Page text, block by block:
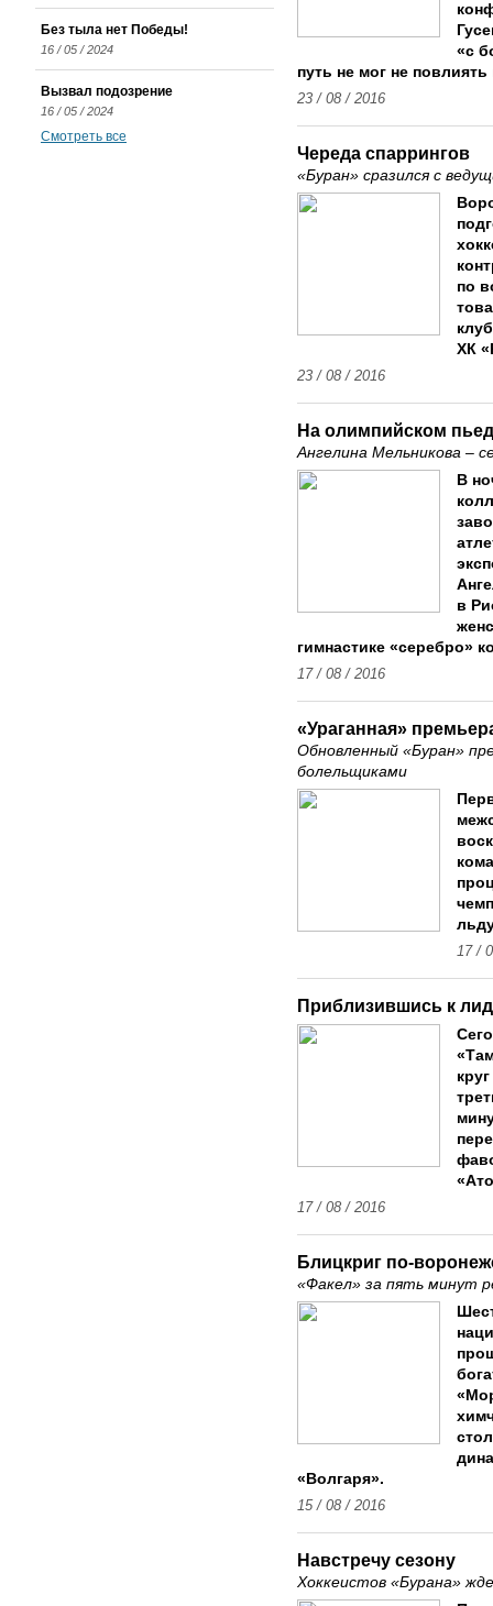
«с
путь не мог не
23 / 08 / 2016
Череда спаррингов
«Буран» сразился с
по
ХК
23 / 08 / 2016
На олимпийском
Ангелина Мельникова –
В
в
гимнастике «серебро»
17 / 08 / 2016
«Ураганная»
Обновленный «Буран»
болельщиками
17 /
Приблизившись к
17 / 08 / 2016
Блицкриг по-
«Факел» за пять минут
«Волгаря».
15 / 08 / 2016
Навстречу сезону
Хоккеистов «Бурана»
Без тыла нет Победы!
16 / 05 / 2024
Вызвал подозрение
16 / 05 / 2024
Смотреть все